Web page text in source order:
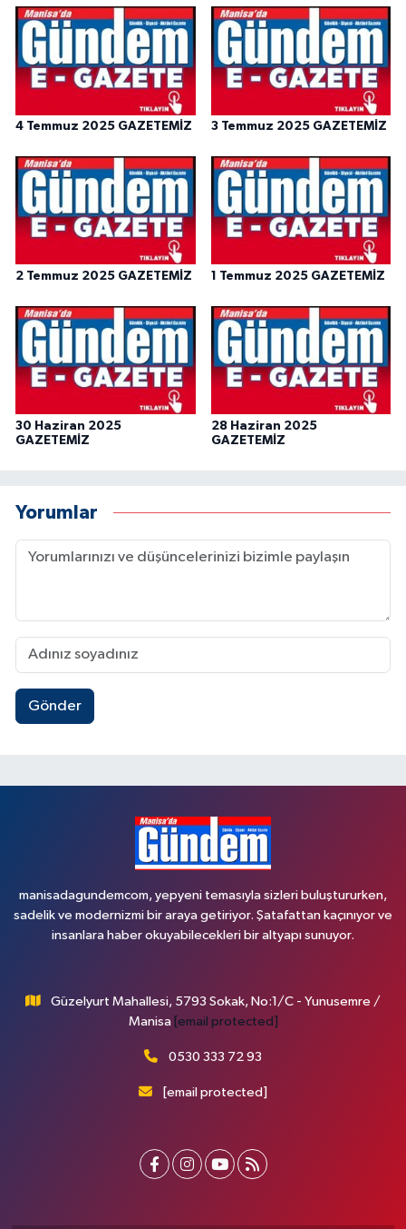
4 Temmuz 2025 GAZETEMİZ 3 Temmuz 2025 GAZETEMİZ
2 Temmuz 2025 GAZETEMİZ 1 Temmuz 2025 GAZETEMİZ
30 Haziran 2025
GAZETEMİZ
28 Haziran 2025
GAZETEMİZ
Yorumlar
Gönder
manisadagundemcom, yepyeni temasıyla sizleri buluştururken,
sadelik ve modernizmi bir araya getiriyor. Şatafattan kaçınıyor ve
insanlara haber okuyabilecekleri bir altyapı sunuyor.
Güzelyurt Mahallesi, 5793 Sokak, No:1/C - Yunusemre /
Manisa [email protected]
0530 333 72 93
[email protected]